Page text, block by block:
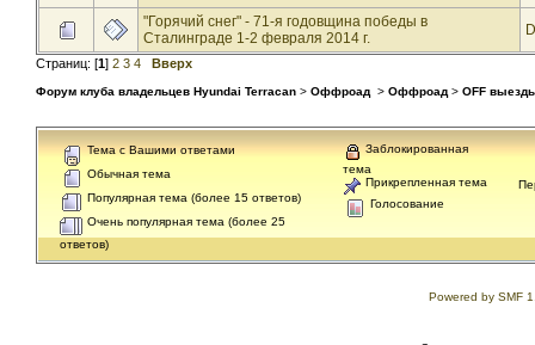
"Горячий снег" - 71-я годовщина победы в
Сталинграде 1-2 февраля 2014 г.
Страниц: [1] 2 3 4 Вверх
Форум клуба владельцев Hyundai Terracan > Оффроад > Оффроад > OFF
Тема с Вашими ответами
Обычная тема
Популярная тема (более 15 ответов)
Очень популярная тема (более 25
ответов)
Заблокированная
тема
Прикрепленная тема
Голосование
Powered by SMF